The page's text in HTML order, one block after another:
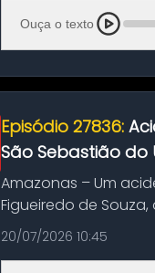
Ouça o texto
Episódio 27836:
São Sebastião do
Amazonas – Um
Figueiredo de
Amazonas. A colisão
20/07/2026 10:45